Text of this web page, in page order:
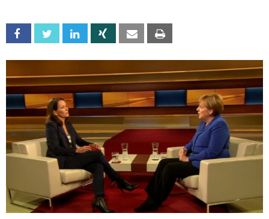
Facebook Twitter Linkedin Xing Email